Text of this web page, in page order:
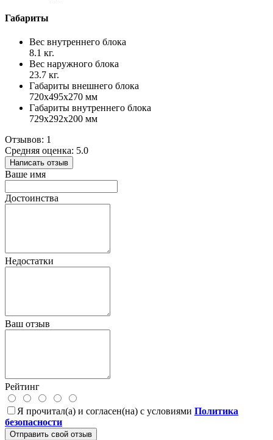
Габариты
Вес внутреннего блока
8.1 кг.
Вес наружного блока
23.7 кг.
Габариты внешнего блока
720x495x270 мм
Габариты внутреннего блока
729x292x200 мм
Отзывов: 1
Средняя оценка: 5.0
Написать отзыв
Ваше имя
Достоинства
Недостатки
Ваш отзыв
Рейтинг
Я прочитал(а) и согласен(на) с условиями Политика
безопасности
Отправить свой отзыв